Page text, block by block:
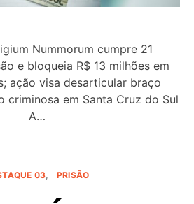
Nummorum cumpre 21
e bloqueia R$ 13 milhões em
ação visa desarticular braço
criminosa em Santa Cruz do Sul
A…
03 PRISÃO